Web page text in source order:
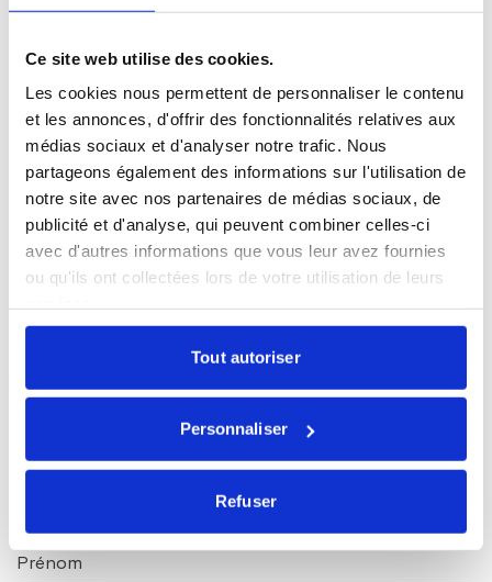
Ce site web utilise des cookies.
Les cookies nous permettent de personnaliser le contenu
et les annonces, d'offrir des fonctionnalités relatives aux
médias sociaux et d'analyser notre trafic. Nous
partageons également des informations sur l'utilisation de
notre site avec nos partenaires de médias sociaux, de
publicité et d'analyse, qui peuvent combiner celles-ci
avec d'autres informations que vous leur avez fournies
ou qu'ils ont collectées lors de votre utilisation de leurs
Tout autoriser
Personnaliser
Refuser
Restez informés
Sélectionnez les actualités qui vous intéressent et
abonnez-vous pour les recevoir en exclusivité.
Toutes nos actualités
Marché du lundi
Essentiel ! Le magazine ISR & solidaire
Prénom